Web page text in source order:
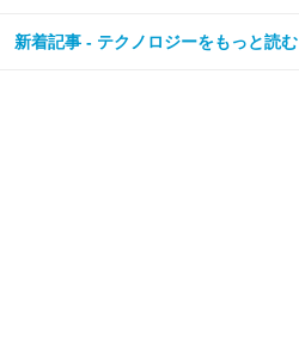
新着記事 - テクノロジーをもっと読む